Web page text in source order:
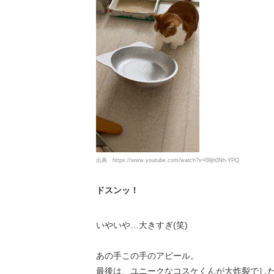
出典 https://www.youtube.com/watch?v=09jh0Nh-YPQ
ドスンッ！
いやいや…大きすぎ(笑)
あの手この手のアピール。
最後は、ユニークなコスケくんが大炸裂でし